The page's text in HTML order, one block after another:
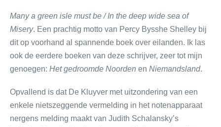
Many a green isle must be / In the deep wide sea of
Misery. Een prachtig motto van Percy Bysshe Shelley bij
dit op voorhand al spannende boek over eilanden. Ik las
ook de eerdere boeken van deze schrijver, zeer tot mijn
genoegen: Het gedroomde Noorden en Niemandsland.
Opvallend is dat De Kluyver met uitzondering van een
enkele nietszeggende vermelding in het notenapparaat
nergens melding maakt van Judith Schalansky’s